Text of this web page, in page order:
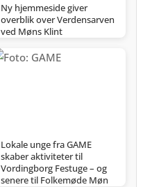
Ny hjemmeside giver
overblik over Verdensarven
ved Møns Klint
Lokale unge fra GAME
skaber aktiviteter til
Vordingborg Festuge – og
senere til Folkemøde Møn